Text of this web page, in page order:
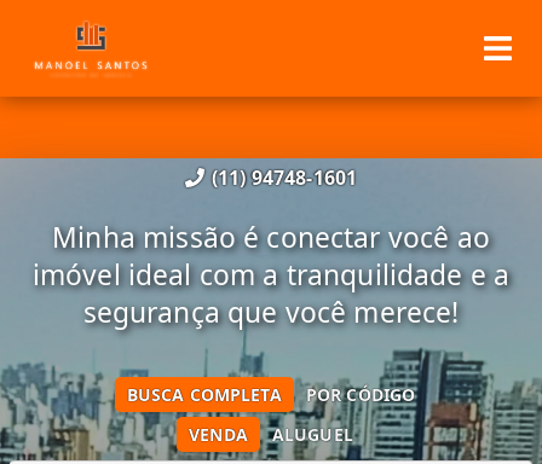
(11) 94748-1601
Minha missão é conectar você ao
imóvel ideal com a tranquilidade e a
segurança que você merece!
VENDA ALUGUEL
BUSCA COMPLETA POR CÓDIGO